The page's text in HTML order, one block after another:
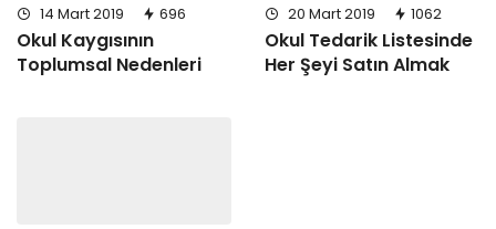
14 Mart 2019 696
Okul Kaygısının
Toplumsal Nedenleri
20 Mart 2019 1062
Okul Tedarik Listesinde
Her Şeyi Satın Almak